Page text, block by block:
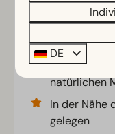
Limburg, Gulpen
4
Nein
Gemütliche
natürlichen
In der Nähe
gelegen
DE